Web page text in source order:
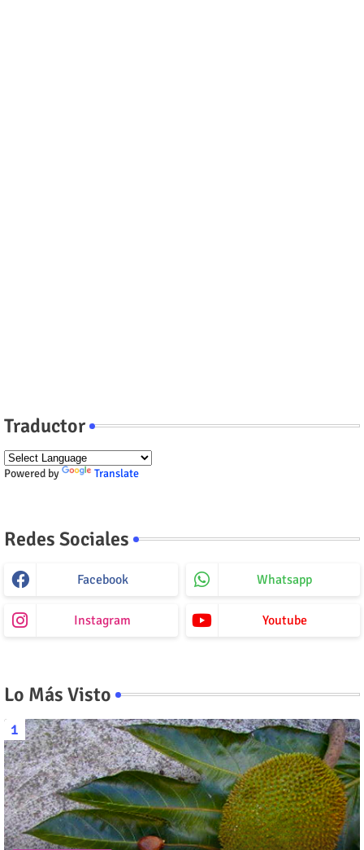
Traductor
Powered by Translate
Redes Sociales
Facebook Whatsapp
Instagram Youtube
Lo Más Visto